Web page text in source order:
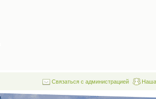
Связаться с администрацией